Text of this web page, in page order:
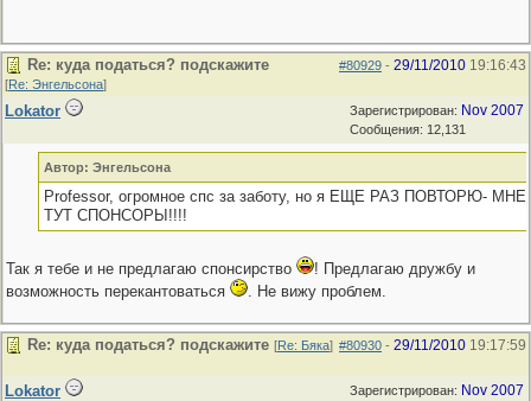
#80929 - 29/11/2010 19:16:43
Re: куда податься? подскажите
[Re: Энгельсона]
Зарегистрирован: Nov 2007
Сообщения: 12,131
Lokator
Автор: Энгельсона
Professor, огромное спс за заботу, но я ЕЩЕ РАЗ ПОВТОРЮ-
ТУТ СПОНСОРЫ!!!!
Так я тебе и не предлагаю спонсирство
! Предлагаю дружбу и
возможность перекантоваться
. Не вижу проблем.
#80930 - 29/11/2010 19:17:59
Re: куда податься? подскажите [Re: Бяка]
Зарегистрирован: Nov 2007
Lokator